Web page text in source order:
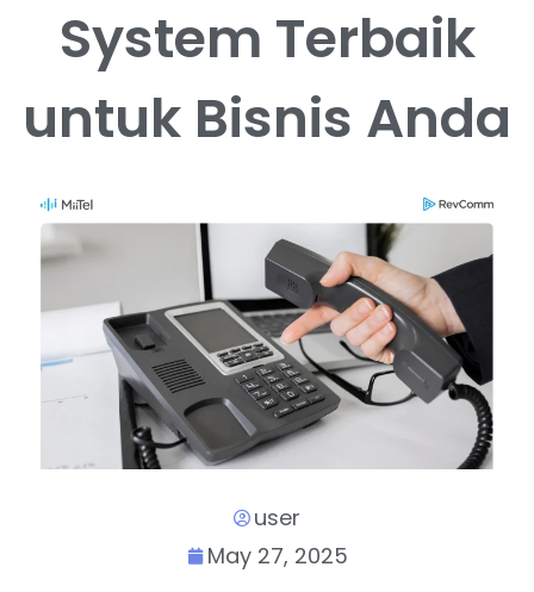
System Terbaik
untuk Bisnis Anda
user
May 27, 2025